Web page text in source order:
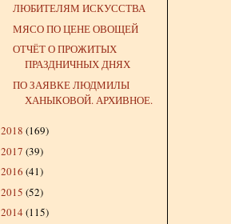
ЛЮБИТЕЛЯМ ИСКУССТВА
МЯСО ПО ЦЕНЕ ОВОЩЕЙ
ОТЧЁТ О ПРОЖИТЫХ
ПРАЗДНИЧНЫХ ДНЯХ
ПО ЗАЯВКЕ ЛЮДМИЛЫ
ХАНЫКОВОЙ. АРХИВНОЕ.
2018 (169)
2017 (39)
2016 (41)
2015 (52)
2014 (115)